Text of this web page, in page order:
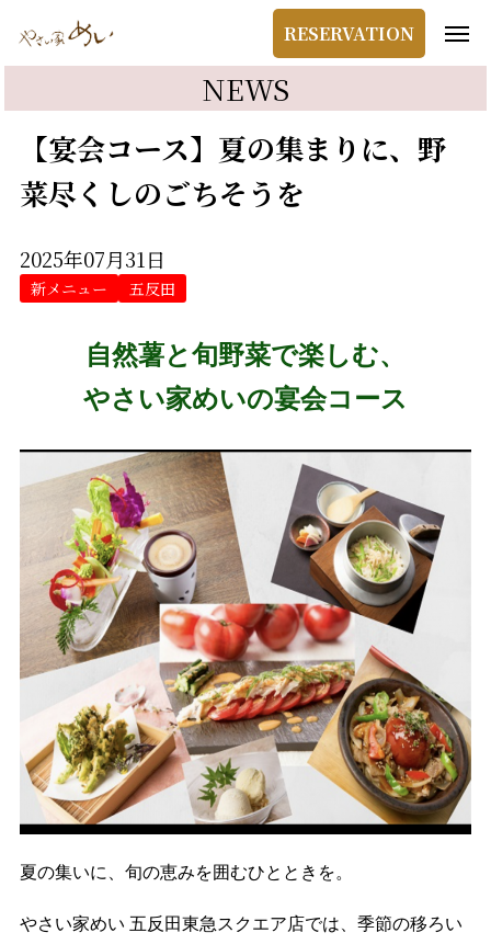
RESERVATION
NEWS
【宴会コース】夏の集まりに、野
菜尽くしのごちそうを
2025年07月31日
新メニュー 五反田
自然薯と旬野菜で楽しむ、
やさい家めいの宴会コース
夏の集いに、旬の恵みを囲むひとときを。
やさい家めい 五反田東急スクエア店では、季節の移ろい